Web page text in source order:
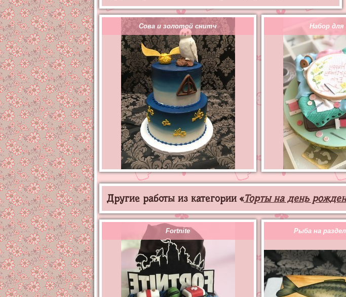
Сова и золотой снитч Набор
Другие работы из категории «Торты на день
Fortnite Рыба на